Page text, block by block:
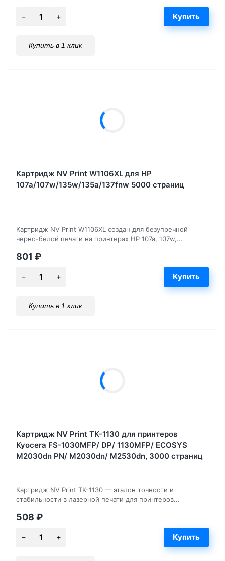
Купить в 1 клик
Картридж NV Print W1106XL для HP
107a/107w/135w/135a/137fnw 5000 страниц
Картридж NV Print W1106XL создан для безупречной
черно-белой печати на принтерах HP 107a, 107w,...
801 ₽
Купить в 1 клик
Картридж NV Print TK-1130 для принтеров
Kyocera FS-1030MFP/ DP/ 1130MFP/ ECOSYS
M2030dn PN/ M2030dn/ M2530dn, 3000 страниц
Картридж NV Print TK-1130 — эталон точности и
стабильности в лазерной печати для принтеров...
508 ₽